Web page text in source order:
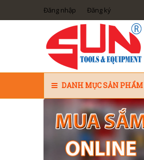
Đăng nhập Đăng ký
DANH MỤC SẢN PHẨM